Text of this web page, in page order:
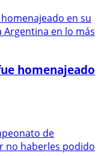
homenajeado